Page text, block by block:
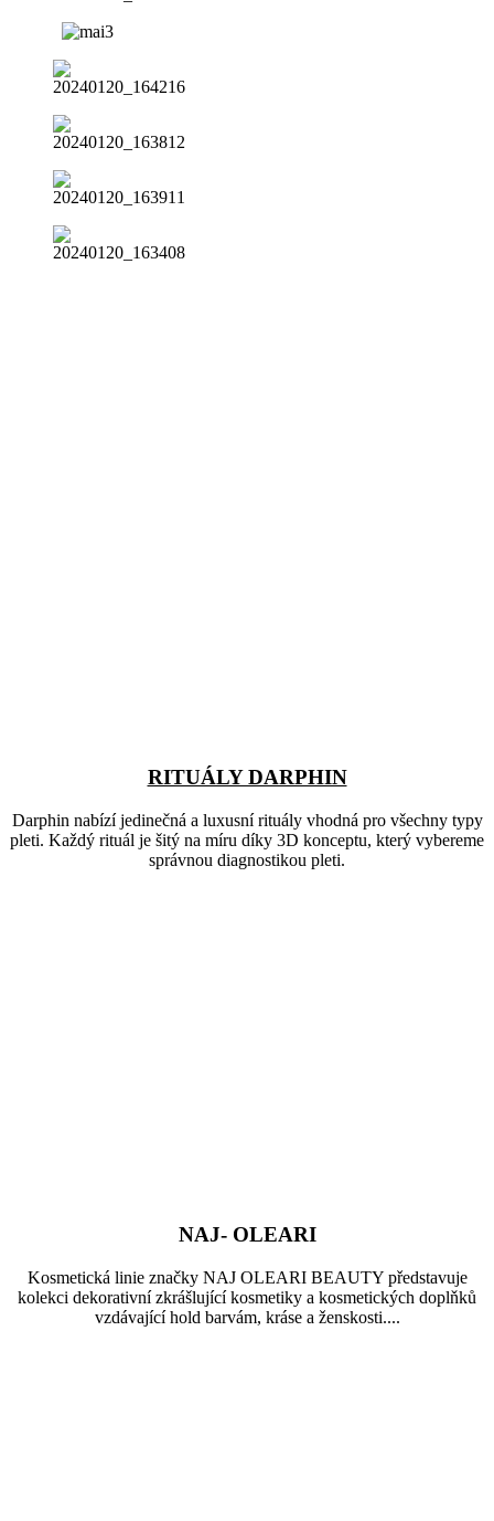
RITUÁLY DARPHIN
Darphin nabízí jedinečná a luxusní rituály vhodná pro všechny typy
pleti. Každý rituál je šitý na míru díky 3D konceptu, který vybereme
správnou diagnostikou pleti.
NAJ- OLEARI
Kosmetická linie značky NAJ OLEARI BEAUTY představuje
kolekci dekorativní zkrášlující kosmetiky a kosmetických doplňků
vzdávající hold barvám, kráse a ženskosti....